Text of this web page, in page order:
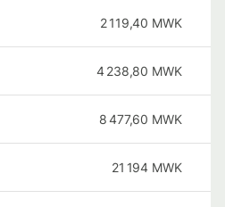
2 119,40 MWK
4 238,80 MWK
8 477,60 MWK
21 194 MWK